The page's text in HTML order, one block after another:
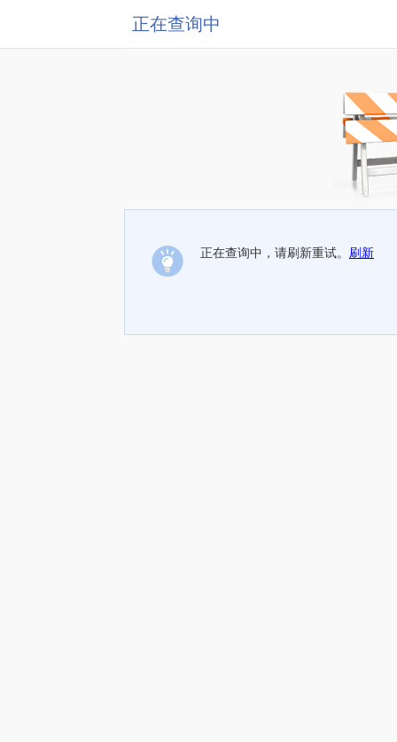
正在查询中
正在查询中，请刷新重试。 刷新